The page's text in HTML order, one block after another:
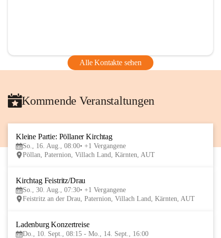
Alle Kontakte sehen
Kommende Veranstaltungen
Kleine Partie: Pöllaner Kirchtag
So., 16. Aug., 08:00 +1 Vergangene
Pöllan, Paternion, Villach Land, Kärnten, AUT
Kirchtag Feistritz/Drau
So., 30. Aug., 07:30 +1 Vergangene
Feistritz an der Drau, Paternion, Villach Land, Kärnten, AUT
Ladenburg Konzertreise
Do., 10. Sept., 08:15 - Mo., 14. Sept., 16:00